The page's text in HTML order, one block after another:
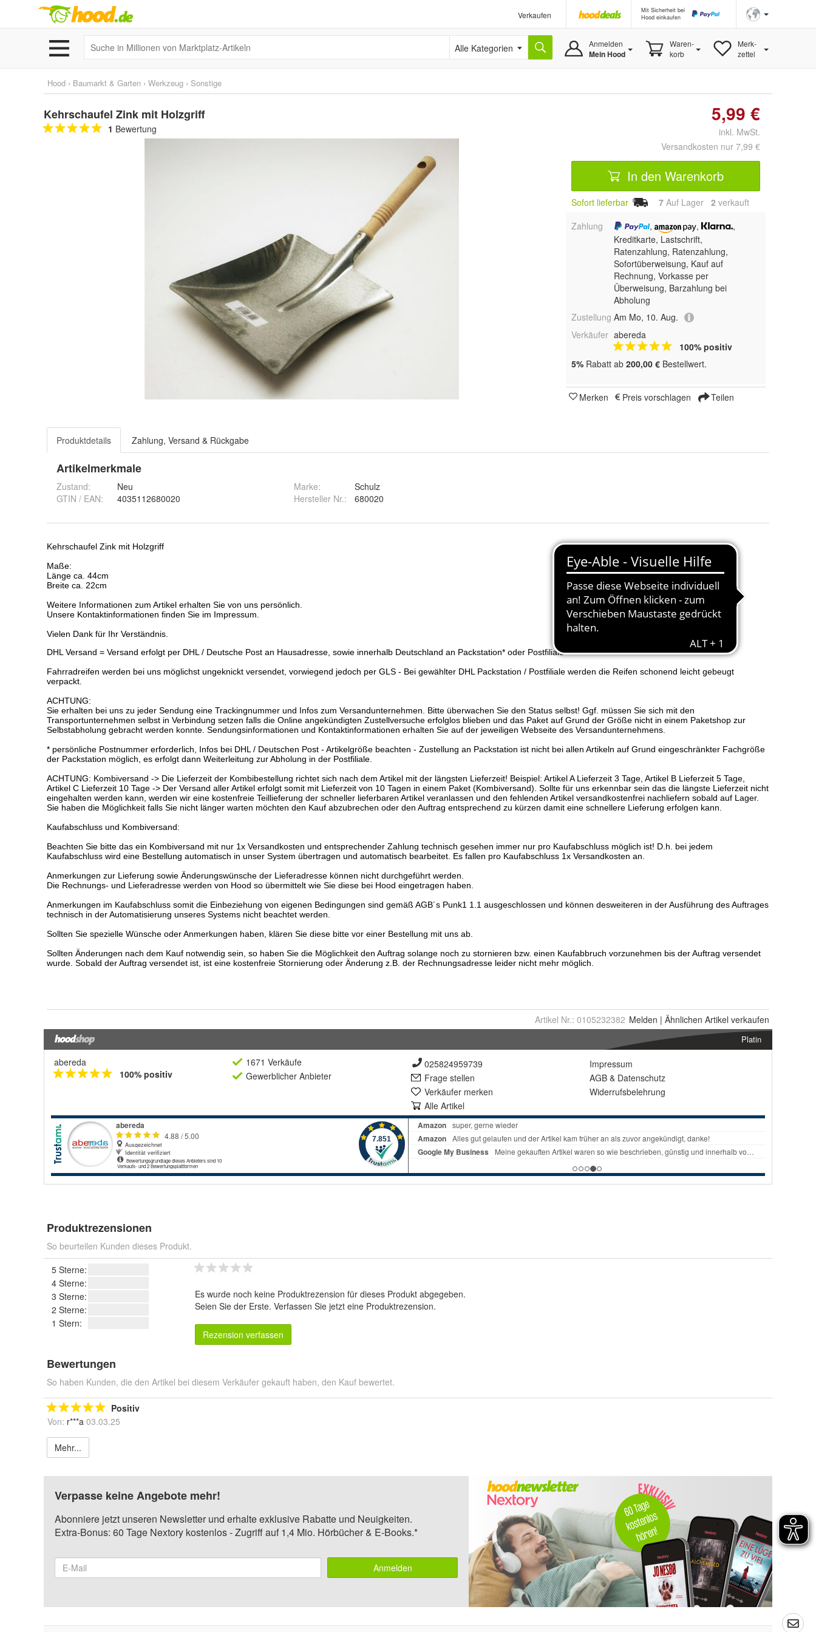
Verkaufen
Mit Sicherheit bei
Hood einkaufen
Alle Kategorien Anmelden
Mein Hood
Waren-
korb
Merk-
zettel
Hood › Baumarkt & Garten › Werkzeug › Sonstige
Kehrschaufel Zink mit Holzgriff
1 Bewertung
5,99 €
inkl. MwSt.
Versandkosten nur 7,99 €
In den Warenkorb
Sofort lieferbar 7 Auf Lager 2 verkauft
Zahlung
, ,
,
Kreditkarte, Lastschrift,
Ratenzahlung, Ratenzahlung,
Sofortüberweisung, Kauf auf
Rechnung, Vorkasse per
Überweisung, Barzahlung bei
Abholung
Zustellung Am Mo, 10. Aug.
Verkäufer abereda
100% positiv
5% Rabatt ab 200,00 € Bestellwert.
Merken Preis vorschlagen Teilen
Produktdetails Zahlung, Versand & Rückgabe
Artikelmerkmale
Zustand:
Neu
GTIN / EAN:
4035112680020
Marke:
Schulz
Hersteller Nr.:
680020
Artikel Nr.: 0105232382 Melden | Ähnlichen Artikel verkaufen
Platin
abereda
100% positiv
1671 Verkäufe
Gewerblicher Anbieter
025824959739
Frage stellen
Verkäufer merken
Alle Artikel
Impressum
AGB & Datenschutz
Widerrufsbelehrung
Produktrezensionen
So beurteilen Kunden dieses Produkt.
5 Sterne:
4 Sterne:
3 Sterne:
2 Sterne:
1 Stern:
Es wurde noch keine Produktrezension für dieses Produkt abgegeben.
Seien Sie der Erste. Verfassen Sie jetzt eine Produktrezension.
Rezension verfassen
Bewertungen
So haben Kunden, die den Artikel bei diesem Verkäufer gekauft haben, den Kauf bewertet.
Positiv
Von: r***a 03.03.25
Mehr...
Verpasse keine Angebote mehr!
Abonniere jetzt unseren Newsletter und erhalte exklusive Rabatte und Neuigkeiten.
Extra-Bonus: 60 Tage Nextory kostenlos - Zugriff auf 1,4 Mio. Hörbücher & E-Books.*
Anmelden